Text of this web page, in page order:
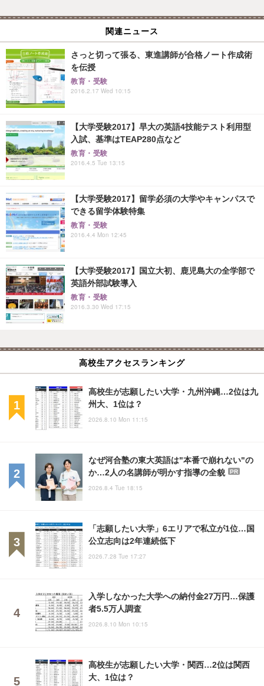
関連ニュース
さっと切って張る、東進講師が合格ノート作成術
を伝授
教育・受験
2016.2.17 Wed 10:15
【大学受験2017】早大の英語4技能テスト利用型
入試、基準はTEAP280点など
教育・受験
2016.4.5 Tue 13:15
【大学受験2017】留学必須の大学やキャンパスで
できる留学体験特集
教育・受験
2016.4.4 Mon 12:45
【大学受験2017】国立大初、鹿児島大の全学部で
英語外部試験導入
教育・受験
2016.3.30 Wed 17:15
高校生アクセスランキング
高校生が志願したい大学・九州沖縄…2位は九
州大、1位は？
2026.8.10 Mon 11:15
なぜ河合塾の東大英語は"本番で崩れない"の
か…2人の名講師が明かす指導の全貌
PR
2026.8.4 Tue 18:15
「志願したい大学」6エリアで私立が1位…国
公立志向は2年連続低下
2026.7.28 Tue 17:27
入学しなかった大学への納付金27万円…保護
者5.5万人調査
2026.8.10 Mon 10:15
高校生が志願したい大学・関西…2位は関西
大、1位は？